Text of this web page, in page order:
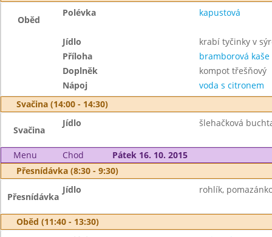
Oběd
Polévka kapustová
Jídlo
krabí tyčinky v
Příloha
bramborová kaše
Doplněk
kompot třešňový
Nápoj
voda s citronem
Svačina (14:00 - 14:30)
Svačina
Jídlo šlehačková
Menu Chod
Pátek 16. 10. 2015
Přesnídávka (8:30 - 9:30)
Přesnídávka
Jídlo rohlík,
Oběd (11:40 - 13:30)